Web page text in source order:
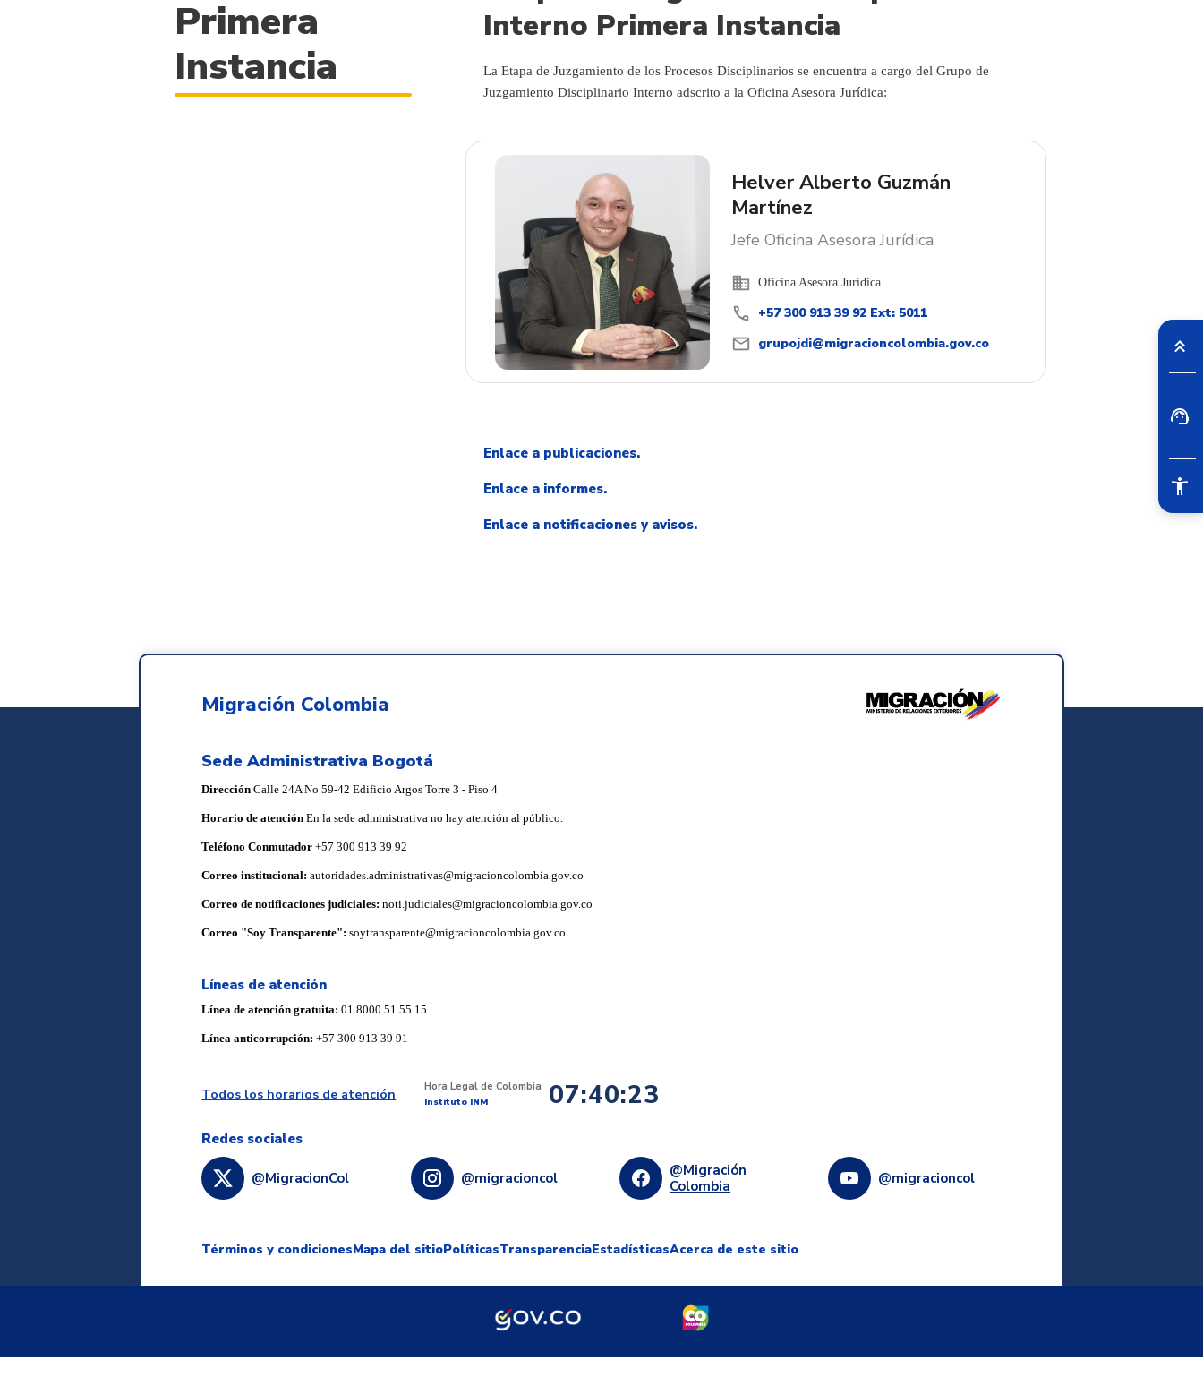
Primera
Instancia
Interno Primera Instancia
La Etapa de Juzgamiento de los Procesos Disciplinarios se encuentra a cargo del Grupo de
Juzgamiento Disciplinario Interno adscrito a la Oficina Asesora Jurídica:
Helver Alberto Guzmán
Martínez
Jefe Oficina Asesora Jurídica
business Oficina:
Oficina Asesora Jurídica
call Contacto:
+57 300 913 39 92 Ext: 5011
mail Correo Electrónico:
grupojdi@migracioncolombia.gov.co
Enlace a publicaciones.
Enlace a informes.
Enlace a notificaciones y avisos.
Migración Colombia
Sede Administrativa Bogotá
DirecciónCalle 24A No 59-42 Edificio Argos Torre 3 - Piso 4
Horario de atenciónEn la sede administrativa no hay atención al público.
Teléfono Conmutador+57 300 913 39 92
Correo institucional:autoridades.administrativas@migracioncolombia.gov.co
Correo de notificaciones judiciales:noti.judiciales@migracioncolombia.gov.co
Correo "Soy Transparente":soytransparente@migracioncolombia.gov.co
Líneas de atención
Línea de atención gratuita:01 8000 51 55 15
Línea anticorrupción:+57 300 913 39 91
Todos los horarios de atención Hora Legal de Colombia 07:40:23
Instituto INM
Redes sociales
@MigracionCol @migracioncol
@Migración
Colombia
@migracioncol
Términos y condicionesMapa del sitioPolíticasTransparenciaEstadísticasAcerca de este sitio